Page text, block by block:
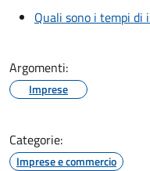
Quali sono i tempi
Argomenti:
Imprese
Categorie:
Imprese e commercio